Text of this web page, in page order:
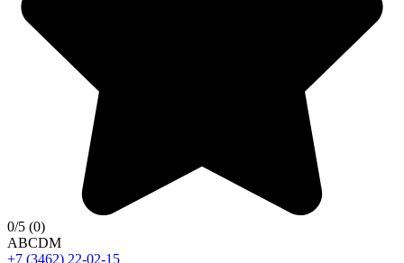
0/5 (0)
ABCDM
+7 (3462) 22-02-15